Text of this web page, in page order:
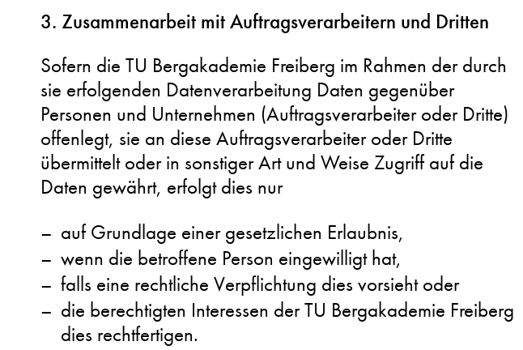
3. Zusammenarbeit mit Auftragsverarbeitern und Dritten
Sofern die TU Bergakademie Freiberg im Rahmen der durch
sie erfolgenden Datenverarbeitung Daten gegenüber
Personen und Unternehmen (Auftragsverarbeiter oder Dritte)
offenlegt, sie an diese Auftragsverarbeiter oder Dritte
übermittelt oder in sonstiger Art und Weise Zugriff auf die
Daten gewährt, erfolgt dies nur
auf Grundlage einer gesetzlichen Erlaubnis,
wenn die betroffene Person eingewilligt hat,
falls eine rechtliche Verpflichtung dies vorsieht oder
die berechtigten Interessen der TU Bergakademie Freiberg
dies rechtfertigen.